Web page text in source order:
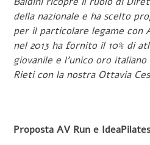
della nazionale e ha scelto
per il particolare legame con
nel 2013 ha fornito il 10% di
giovanile e l’unico oro
Rieti con la nostra Ottavia
Proposta AV Run e